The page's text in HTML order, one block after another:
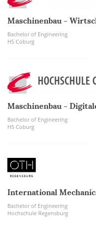
Maschinenbau -
Bachelor of Engineering
HS Coburg
Maschinenbau -
Bachelor of Engineering
HS Coburg
International
Bachelor of Engineering
Hochschule Regensburg